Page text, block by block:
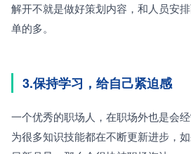
解开不就是做好策划内容，和人员安
单的多。
3.保持学习，给自己紧迫感
一个优秀的职场人，在职场外也是会
为很多知识技能都在不断更新进步，